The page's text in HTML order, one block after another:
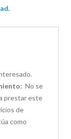
.
No se
prestar este
de
como